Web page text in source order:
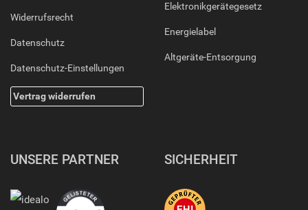
Widerrufsrecht
Datenschutz
Datenschutz-Einstellungen
Vertrag widerrufen
Elektronikgerätegesetz
Energielabel
Altgeräte-Entsorgung
UNSERE PARTNER SICHERHEIT